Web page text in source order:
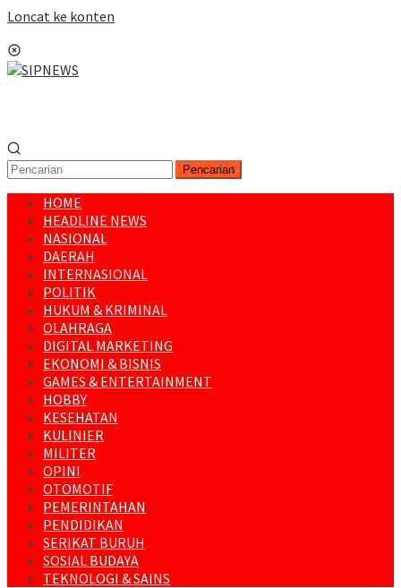
Loncat ke konten
Pencarian
HOME
HEADLINE NEWS
NASIONAL
DAERAH
INTERNASIONAL
POLITIK
HUKUM & KRIMINAL
OLAHRAGA
DIGITAL MARKETING
EKONOMI & BISNIS
GAMES & ENTERTAINMENT
HOBBY
KESEHATAN
KULINIER
MILITER
OPINI
OTOMOTIF
PEMERINTAHAN
PENDIDIKAN
SERIKAT BURUH
SOSIAL BUDAYA
TEKNOLOGI & SAINS